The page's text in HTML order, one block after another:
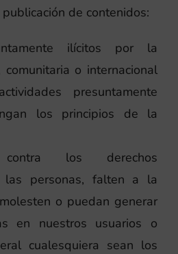
de contenidos:
ilícitos por la
comunitaria o internacional
presuntamente
los principios de la
los derechos
las personas, falten a la
o puedan generar
en nuestros usuarios o
cualesquiera sean los